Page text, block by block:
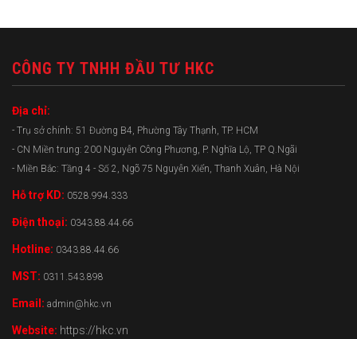
CÔNG TY TNHH ĐẦU TƯ HKC
Địa chỉ:
- Trụ sở chính: 51 Đường B4, Phường Tây Thạnh, TP. HCM
- CN Miền trung: 200 Nguyễn Công Phương, P. Nghĩa Lộ, TP Q.Ngãi
- Miền Bắc: Tầng 4 - Số 2, Ngõ 75 Nguyễn Xiển, Thanh Xuân, Hà Nội
Hỗ trợ KD: 0528.994.333
Điện thoại: 0343.88.44.66
Hotline: 0343.88.44.66
MST: 0311.543.898
Email: admin@hkc.vn
Website: https://hkc.vn